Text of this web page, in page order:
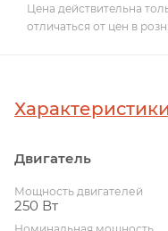
Цена действительна
отличаться от цен в
Характеристики
Двигатель
Мощность двигателей
250 Вт